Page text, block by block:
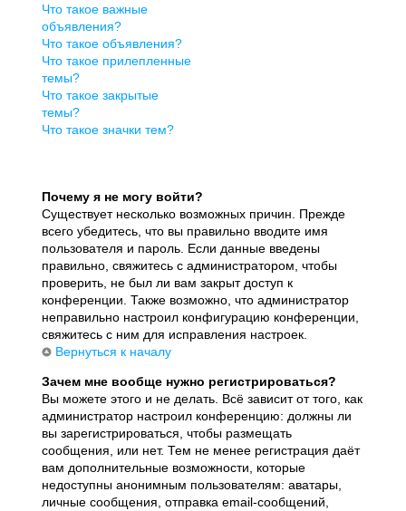
Что такое важные
объявления?
Что такое объявления?
Что такое прилепленные
темы?
Что такое закрытые
темы?
Что такое значки тем?
Почему я не могу войти?
Существует несколько возможных причин. Прежде
всего убедитесь, что вы правильно вводите имя
пользователя и пароль. Если данные введены
правильно, свяжитесь с администратором, чтобы
проверить, не был ли вам закрыт доступ к
конференции. Также возможно, что администратор
неправильно настроил конфигурацию конференции,
свяжитесь с ним для исправления настроек.
Вернуться к началу
Зачем мне вообще нужно регистрироваться?
Вы можете этого и не делать. Всё зависит от того, как
администратор настроил конференцию: должны ли
вы зарегистрироваться, чтобы размещать
сообщения, или нет. Тем не менее регистрация даёт
вам дополнительные возможности, которые
недоступны анонимным пользователям: аватары,
личные сообщения, отправка email-сообщений,